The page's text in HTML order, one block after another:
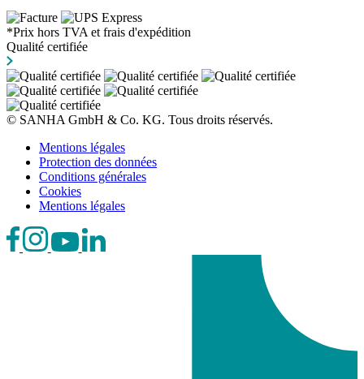
*Prix hors TVA et frais d'expédition
Qualité certifiée
© SANHA GmbH & Co. KG. Tous droits réservés.
Mentions légales
Protection des données
Conditions générales
Cookies
Mentions légales